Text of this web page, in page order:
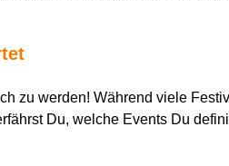
zu werden! Während viele
Du, welche Events Du